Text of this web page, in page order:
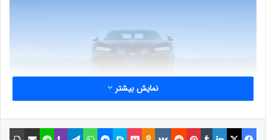
نمایش بیشتر
فیسبوک ایکس لینکداین تامبلر پینتریست Reddit
VKontakte
Odnoklassniki پاکت اسکایپ مسنجر واتس آپ تلگرام وایبر لاین اشتراک گذاری با ایمیل